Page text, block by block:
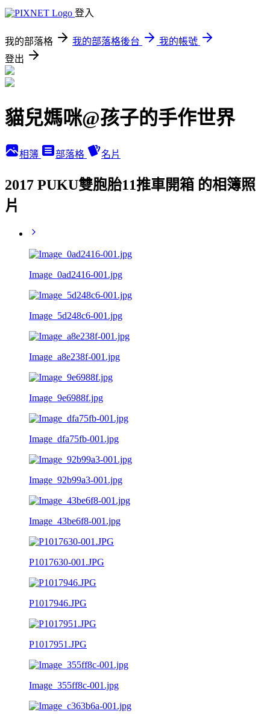
登入
我的部落格 我的部落格後台
我的帳號
登出
貓兒媽咪@孩子的手作世界
相簿 部落格 名片
2017 PUKU雙胞胎11推車開箱 的相簿照
片
Image_0ad2416-001.jpg
Image_5d248c6-001.jpg
Image_a8e238f-001.jpg
Image_9e6988f.jpg
Image_dfa75fb-001.jpg
Image_92b99a3-001.jpg
Image_43be6f8-001.jpg
P1017630-001.JPG
P1017946.JPG
P1017951.JPG
Image_355ff8c-001.jpg